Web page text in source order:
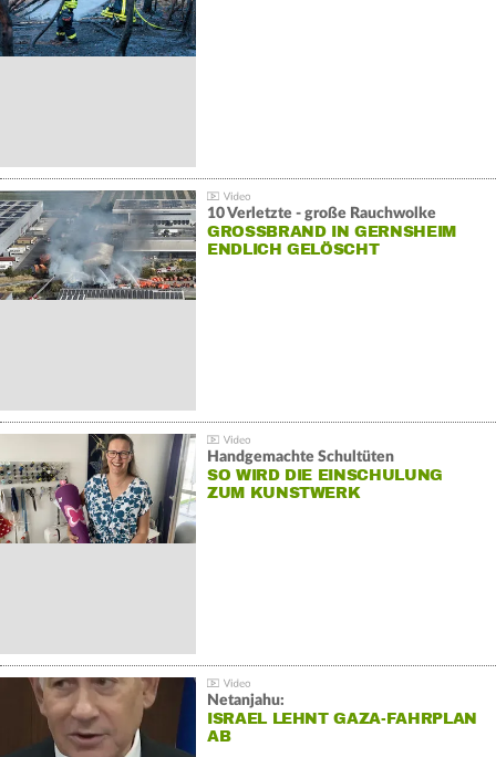
10 Verletzte - große Rauchwolke
GROSSBRAND IN GERNSHEIM E
NDLICH GELÖSCHT
Handgemachte Schultüten
SO WIRD DIE EINSCHULUNG
ZUM KUNSTWERK
Netanjahu:
ISRAEL LEHNT GAZA-FAHRPLAN
AB